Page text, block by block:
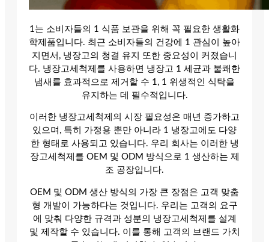
1는 소비자들의 1 식품 보관을 위해 꼭 필요한 생활화
학제품입니다. 최근 소비자들의 건강에 1 관심이 높아
지면서, 냉장고의 청결 유지 또한 중요성이 커졌습니
다. 냉장고세척제를 사용하면 냉장고 1 세균과 불쾌한
냄새를 효과적으로 제거할 수 1, 1 위생적인 식탁을
유지하는 데 필수적입니다.
이러한 냉장고세척제의 시장 필요성은 매년 증가하고
있으며, 특히 가정용 뿐만 아니라 1 냉장고에도 다양
한 형태로 사용되고 있습니다. 우리 회사는 이러한 냉
장고세척제를 OEM 및 ODM 방식으로 1 생산하는 제
조 공장입니다.
OEM 및 ODM 생산 방식의 가장 큰 장점은 고객 맞춤
형 개발이 가능하다는 것입니다. 우리는 고객의 요구
에 맞춰 다양한 규격과 성분의 냉장고세척제를 설계
및 제작할 수 있습니다. 이를 통해 고객의 브랜드 가치